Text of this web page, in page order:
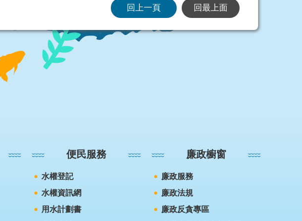
回上一頁 回最上面
便民服務
水權登記
水權資訊網
用水計劃書
廉政櫥窗
廉政服務
廉政法規
廉政反貪專區